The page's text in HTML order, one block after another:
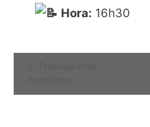
Hora: 16h30